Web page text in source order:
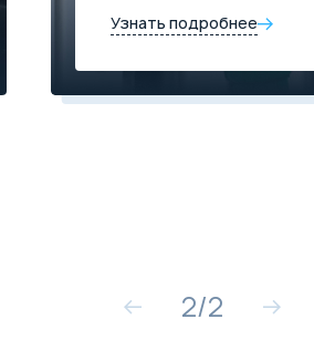
Узнать подробнее
2/2